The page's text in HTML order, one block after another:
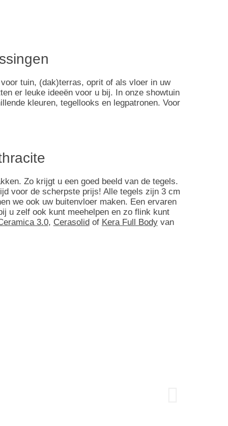
tuin, (dak)terras, oprit of als vloer in uw
er leuke ideeën voor u bij. In onze showtuin
kleuren, tegellooks en legpatronen. Voor
Zo krijgt u een goed beeld van de tegels.
voor de scherpste prijs! Alle tegels zijn 3 cm
we ook uw buitenvloer maken. Een ervaren
u zelf ook kunt meehelpen en zo flink kunt
3.0, Cerasolidof Kera Full Bodyvan